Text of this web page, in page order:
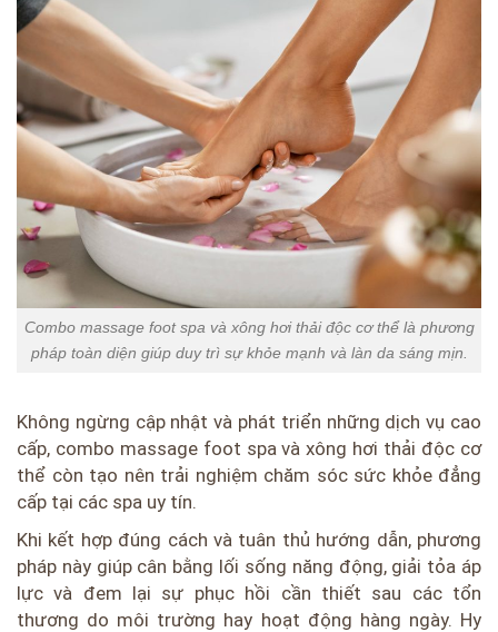
Combo massage foot spa và xông hơi thải độc cơ thể là phương
pháp toàn diện giúp duy trì sự khỏe mạnh và làn da sáng mịn.
Không ngừng cập nhật và phát triển những dịch vụ cao
cấp, combo massage foot spa và xông hơi thải độc cơ
thể còn tạo nên trải nghiệm chăm sóc sức khỏe đẳng
cấp tại các spa uy tín.
Khi kết hợp đúng cách và tuân thủ hướng dẫn, phương
pháp này giúp cân bằng lối sống năng động, giải tỏa áp
lực và đem lại sự phục hồi cần thiết sau các tổn
thương do môi trường hay hoạt động hàng ngày. Hy